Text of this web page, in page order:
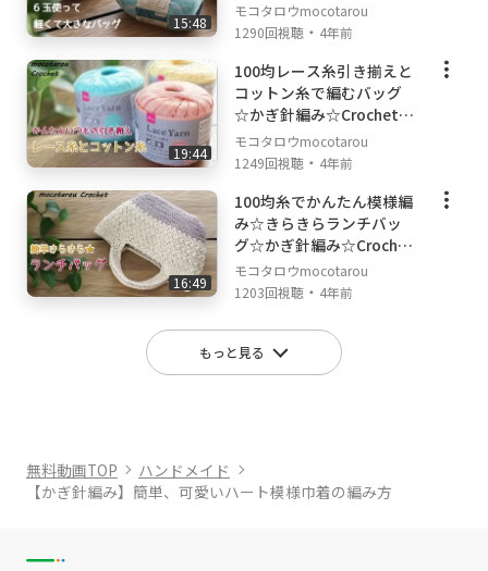
15:48
モコタロウmocotarou
1290回視聴 ・ 4年前
19:44
100均レース糸引き揃えと
コットン糸で編むバッグ
☆かぎ針編み☆Crochet B
ag
モコタロウmocotarou
1249回視聴 ・ 4年前
16:49
100均糸でかんたん模様編
み☆きらきらランチバッ
グ☆かぎ針編み☆Crochet
Bag
モコタロウmocotarou
1203回視聴 ・ 4年前
もっと見る
無料動画TOP
ハンドメイド
【かぎ針編み】簡単、可愛いハート模様巾着の編み方